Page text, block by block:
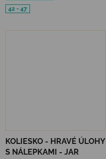
42 - 47
KOLIESKO - HRAVÉ ÚLOHY
S NÁLEPKAMI - JAR